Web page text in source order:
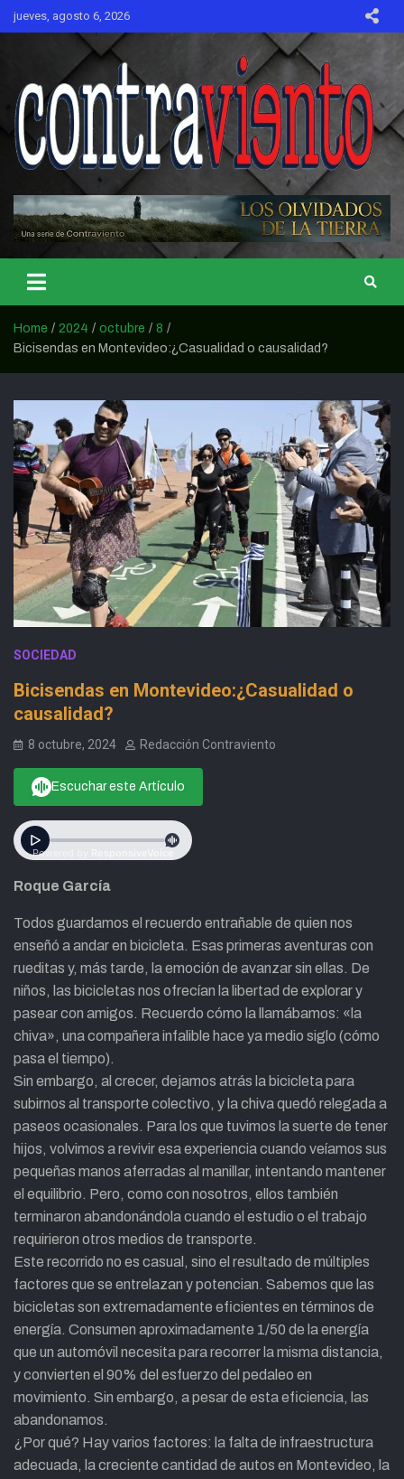
Skip
jueves, agosto 6, 2026
CONTRAVIENTO
Home 2024 octubre
8
Bicisendas en Montevideo:¿Casualidad o causalidad?
SOCIEDAD
Bicisendas en Montevideo:¿Casualidad o
causalidad?
8 octubre, 2024 Redacción Contraviento
Escuchar este Artículo
Roque García
Todos guardamos el recuerdo entrañable de quien nos
enseñó a andar en bicicleta. Esas primeras aventuras con
rueditas y, más tarde, la emoción de avanzar sin ellas. De
niños, las bicicletas nos ofrecían la libertad de explorar y
pasear con amigos. Recuerdo cómo la llamábamos: «la
chiva», una compañera infalible hace ya medio siglo (cómo
pasa el tiempo).
Sin embargo, al crecer, dejamos atrás la bicicleta para
subirnos al transporte colectivo, y la chiva quedó relegada a
paseos ocasionales. Para los que tuvimos la suerte de tener
hijos, volvimos a revivir esa experiencia cuando veíamos sus
pequeñas manos aferradas al manillar, intentando mantener
el equilibrio. Pero, como con nosotros, ellos también
terminaron abandonándola cuando el estudio o el trabajo
requirieron otros medios de transporte.
Este recorrido no es casual, sino el resultado de múltiples
factores que se entrelazan y potencian. Sabemos que las
bicicletas son extremadamente eficientes en términos de
energía. Consumen aproximadamente 1/50 de la energía
que un automóvil necesita para recorrer la misma distancia,
y convierten el 90% del esfuerzo del pedaleo en
movimiento. Sin embargo, a pesar de esta eficiencia, las
abandonamos.
¿Por qué? Hay varios factores: la falta de infraestructura
adecuada, la creciente cantidad de autos en Montevideo, la